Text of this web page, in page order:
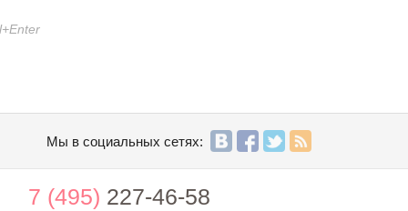
Мы в социальных сетях:
7 (495) 227-46-58